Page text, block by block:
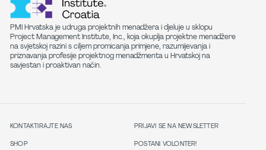
PMI Hrvatska je udruga projektnih menadžera i djeluje u sklopu
Project Management Institute, Inc., koja okuplja projektne menadžere
na svjetskoj razini s ciljem promicanja primjene, razumijevanja i
priznavanja profesije projektnog menadžmenta u Hrvatskoj na
savjestan i proaktivan način.
KONTAKTIRAJTE NAS
SHOP
PRIJAVI SE NA NEWSLETTER
POSTANI VOLONTER!